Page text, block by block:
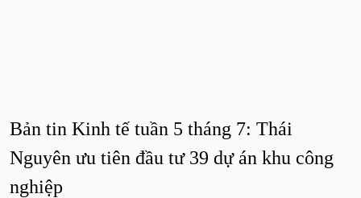
Bản tin Kinh tế tuần 5 tháng 7: Thái
Nguyên ưu tiên đầu tư 39 dự án khu công
nghiệp